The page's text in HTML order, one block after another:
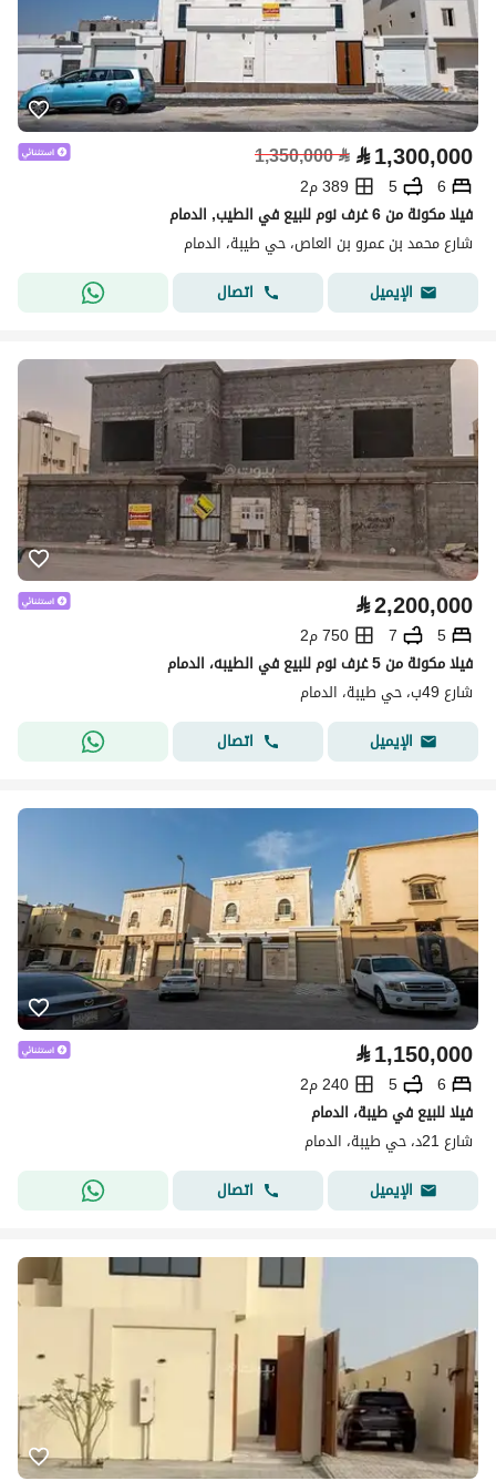
⃁1,300,000
⃁
1,350,000
6
5
389 م2
فيلا مكونة من 6 غرف نوم للبيع في الطيب, الدمام
شارع محمد بن عمرو بن العاص، حي طيبة، الدمام
الإيميل
اتصال
⃁2,200,000
5
7
750 م2
فيلا مكونة من 5 غرف نوم للبيع في الطيبه، الدمام
شارع 49ب، حي طيبة، الدمام
الإيميل
اتصال
⃁1,150,000
6
5
240 م2
فيلا للبيع في طيبة، الدمام
شارع 21د، حي طيبة، الدمام
الإيميل
اتصال